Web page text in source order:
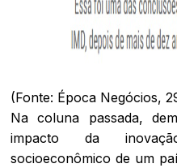
(Fonte: Época Negócios,
Na coluna passada,
impacto da
socioeconômico de um